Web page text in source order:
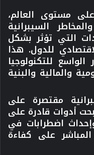
مستوى العالم،
السيبرانية
التي تؤثر بشكل
للدول. هذا
للتكنولوجيا
والمالية والبنية
مقتصرة على
أدوات قادرة على
اضطرابات في
المباشر على كفاءة